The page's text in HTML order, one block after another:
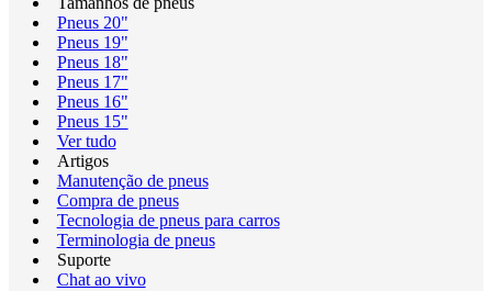
Pneus 20"
Pneus 19"
Pneus 18"
Pneus 17"
Pneus 16"
Pneus 15"
Ver tudo
Artigos
Manutenção de pneus
Compra de pneus
Tecnologia de pneus para carros
Terminologia de pneus
Suporte
Chat ao vivo